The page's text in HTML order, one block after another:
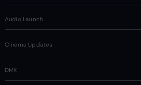
Audio Launch
Cinema Updates
DMK